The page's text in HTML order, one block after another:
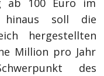
ab 100 Euro im
hinaus soll die
hergestellten
Million pro Jahr
des